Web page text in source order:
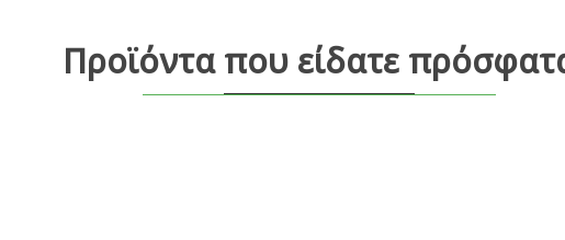
Προϊόντα που είδατε